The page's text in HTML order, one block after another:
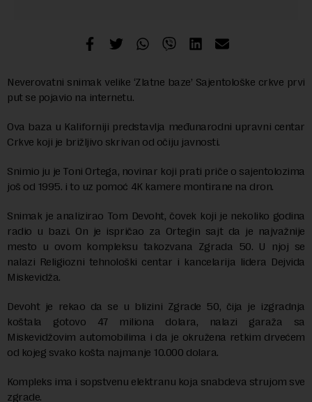
Neverovatni snimak velike ‘Zlatne baze’ Sajentološke crkve prvi
put se pojavio na internetu.
Ova baza u Kaliforniji predstavlja međunarodni upravni centar
Crkve koji je brižljivo skrivan od očiju javnosti.
Snimio ju je Toni Ortega, novinar koji prati priče o sajentolozima
još od 1995. i to uz pomoć 4K kamere montirane na dron.
Snimak je analizirao Tom Devoht, čovek koji je nekoliko godina
radio u bazi. On je ispričao za Ortegin sajt da je najvažnije
mesto u ovom kompleksu takozvana Zgrada 50. U njoj se
nalazi Religiozni tehnološki centar i kancelarija lidera Dejvida
Miskevidža.
Devoht je rekao da se u blizini Zgrade 50, čija je izgradnja
koštala gotovo 47 miliona dolara, nalazi garaža sa
Miskevidžovim automobilima i da je okružena retkim drvećem
od kojeg svako košta najmanje 10.000 dolara.
Kompleks ima i sopstvenu elektranu koja snabdeva strujom sve
zgrade.